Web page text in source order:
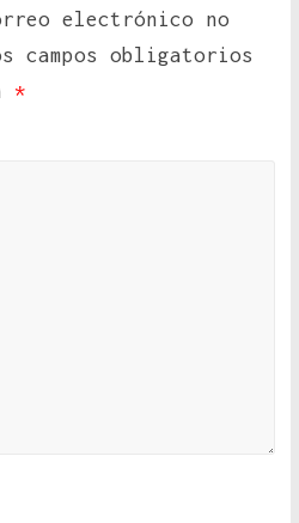
electrónico no
campos obligatorios
*